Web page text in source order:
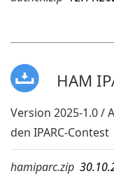
HAM
Version 2025-1.0 /
den IPARC-Contest
hamiparc.zip